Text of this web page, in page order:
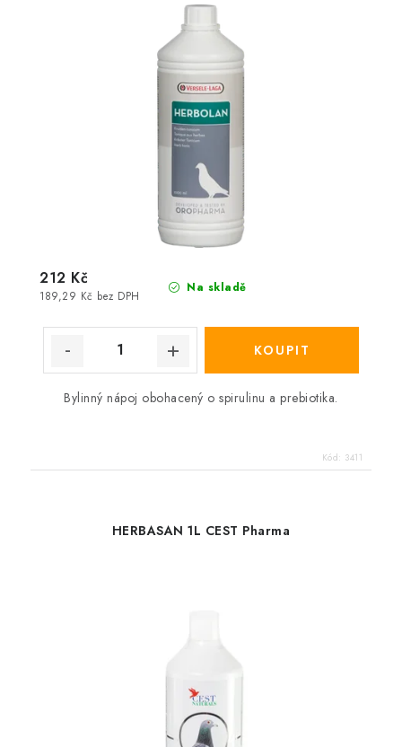
Na skladě
189,29 Kč bez DPH
212 Kč
Bylinný nápoj obohacený o spirulinu a prebiotika.
Kód: 3411
HERBASAN 1L CEST Pharma